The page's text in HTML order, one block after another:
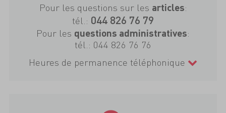
Pour les questions sur les articles:
tél.: 044 826 76 79
Pour les questions administratives:
tél.: 044 826 76 76
Heures de permanence téléphonique